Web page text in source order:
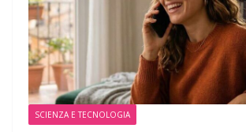
SCIENZA E TECNOLOGIA